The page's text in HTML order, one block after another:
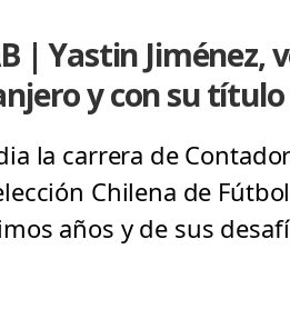
| Yastin
y con su
la carrera de
Chilena de
años y de sus